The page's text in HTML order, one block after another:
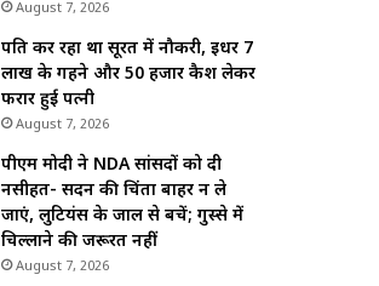
August 7, 2026
पति कर रहा था सूरत में नौकरी, इधर 7
लाख के गहने और 50 हजार कैश लेकर
फरार हुई पत्नी
August 7, 2026
पीएम मोदी ने NDA सांसदों को दी
नसीहत- सदन की चिंता बाहर न ले
जाएं, लुटियंस के जाल से बचें; गुस्से में
चिल्लाने की जरूरत नहीं
August 7, 2026